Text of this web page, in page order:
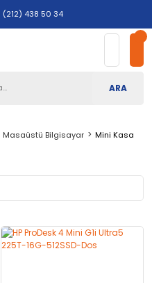
438 50 34
ARA
Masaüstü Bilgisayar Mini Kasa